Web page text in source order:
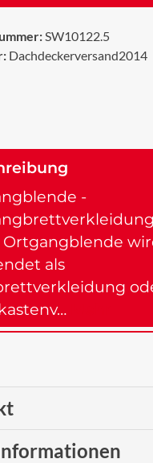
SW10122.5
Dachdeckerversand2014
-
Ortgangblende
als